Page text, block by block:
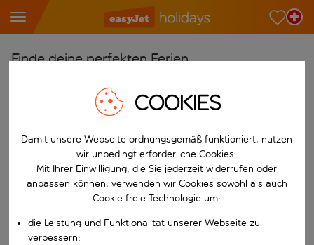
Finde deine perfekten Ferien
Beginne mit der Eingabe für die automatische
Wähle deine Flughäfen
Beginne mit der Eingabe für die automatische
Reiseziele finden
Nach
W&auml;hle ein Ab- und R&uuml;ckflugdatum aus.
Wähle deine Reisedaten
Wann
Wer
COOKIES
Damit unsere Webseite ordnungsgemäß funktioniert, nutzen
wir unbedingt erforderliche Cookies.
Mit Ihrer Einwilligung, die Sie jederzeit widerrufen oder
anpassen können, verwenden wir Cookies sowohl als auch
Cookie freie Technologie um:
die Leistung und Funktionalität unserer Webseite zu
verbessern;